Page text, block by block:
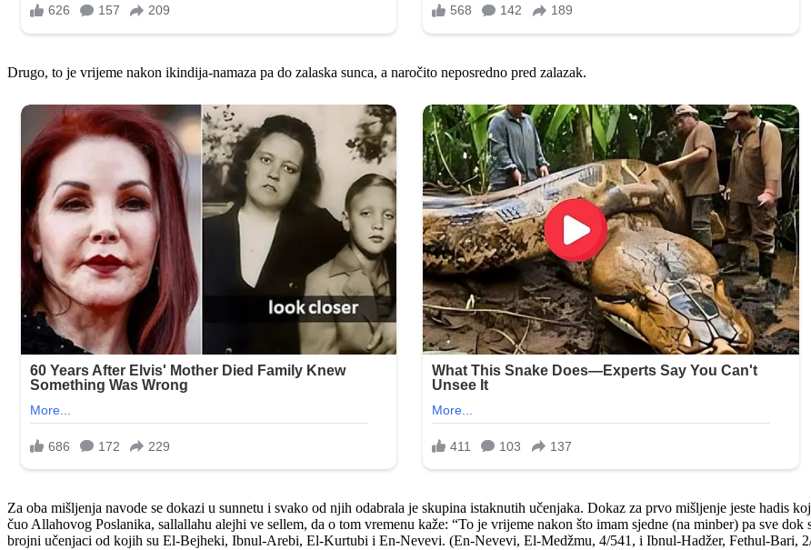
Drugo, to je vrijeme nakon ikindija-namaza pa do zalaska sunca, a naročito neposredno pred zalazak.
Za oba mišljenja navode se dokazi u sunnetu i svako od njih odabrala je skupina istaknutih učenjaka. Dokaz za prvo mišljenje jeste hadis
čuo Allahovog Poslanika, sallallahu alejhi ve sellem, da o tom vremenu kaže: “To je vrijeme nakon što imam sjedne (na minber) pa sve
brojni učenjaci od kojih su El-Bejheki, Ibnul-Arebi, El-Kurtubi i En-Nevevi. (En-Nevevi, El-Medžmu, 4/541, i Ibnul-Hadžer, Fethul-Bari,